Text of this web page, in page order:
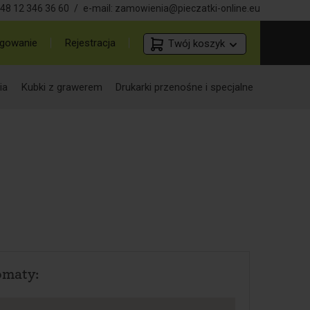
12 346 36 60 / e-mail: zamowienia@pieczatki-online.eu
Rejestracja Twój koszyk
Kubki z grawerem Drukarki przenośne i specjalne